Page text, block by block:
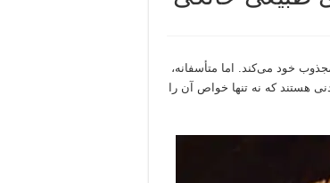
خود می‌کند. اما متأسفانه،
هستند که نه تنها خواص آن را